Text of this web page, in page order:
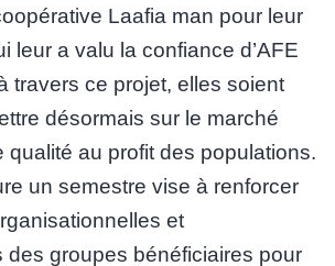
Laafia man pour leur
leur a valu la confiance d’AFE
travers ce projet, elles soient
désormais sur le marché
qualité au profit des populations.
un semestre vise à renforcer
et
des groupes bénéficiaires pour